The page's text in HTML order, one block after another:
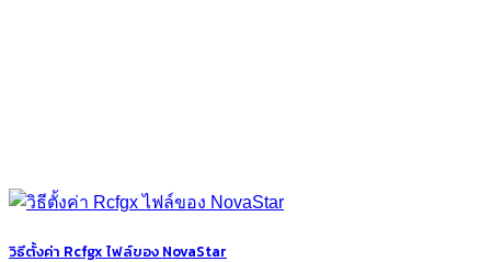
วิธีตั้งค่า Rcfgx ไฟล์ของ NovaStar